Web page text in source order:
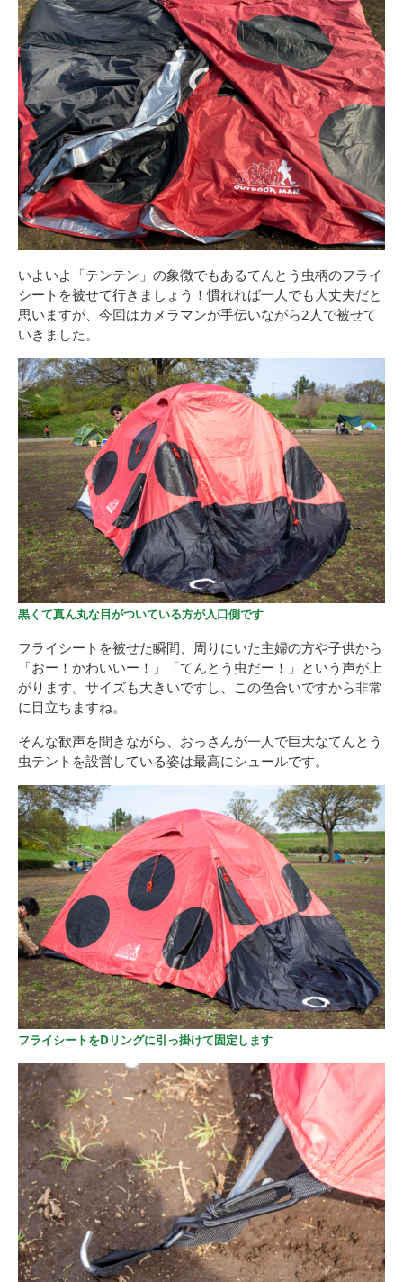
いよいよ「テンテン」の象徴でもあるてんとう虫柄のフライ
シートを被せて行きましょう！慣れれば一人でも大丈夫だと
思いますが、今回はカメラマンが手伝いながら2人で被せて
いきました。
黒くて真ん丸な目がついている方が入口側です
フライシートを被せた瞬間、周りにいた主婦の方や子供から
「おー！かわいいー！」「てんとう虫だー！」という声が上
がります。サイズも大きいですし、この色合いですから非常
に目立ちますね。
そんな歓声を聞きながら、おっさんが一人で巨大なてんとう
虫テントを設営している姿は最高にシュールです。
フライシートをDリングに引っ掛けて固定します